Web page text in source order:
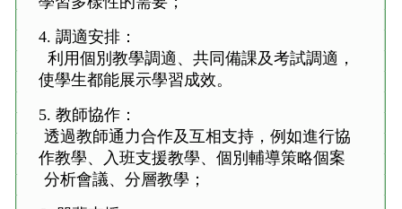
4. 調適安排：
利用個別 教學調適、共同備課及考試調適 ，
使學生都能展示學習成效。
5. 教師協作：
透過教師通力合作及互相支持，例如進行協
作教學、入班支援教學、個別輔導策略個案
分析會議、分層教學；